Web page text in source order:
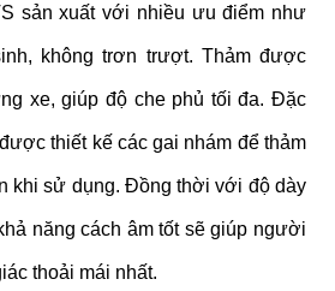
sản xuất với nhiều ưu điểm như
không trơn trượt. Thảm được
xe, giúp độ che phủ tối đa. Đặc
thiết kế các gai nhám để thảm
khi sử dụng. Đồng thời với độ dày
năng cách âm tốt sẽ giúp người
thoải mái nhất.